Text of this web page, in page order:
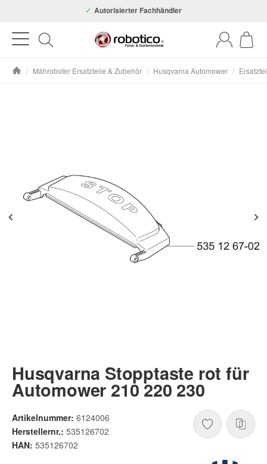
Autorisierter Fachhändler
/ Mähroboter Ersatzteile & Zubehör / Husqvarna Automower /
Husqvarna Stopptaste rot für
Automower 210 220 230
Artikelnummer: 6124006
Herstellernr.: 535126702
HAN: 535126702